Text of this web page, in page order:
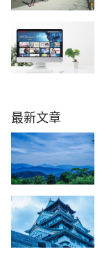
最新文章